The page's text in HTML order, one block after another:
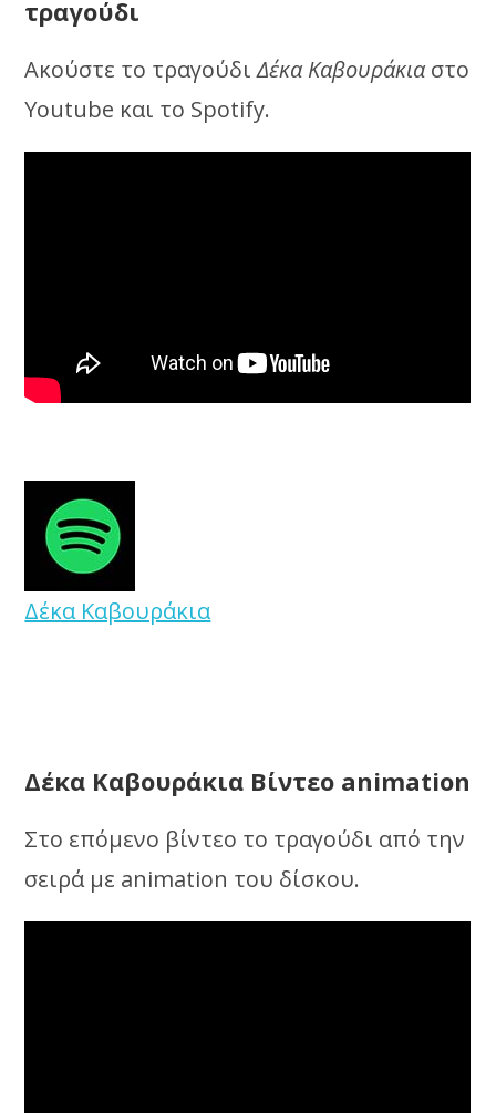
τραγούδι
Ακούστε το τραγούδιΔέκα Καβουράκια στο
Youtube και το Spotify.
Δέκα Καβουράκια
Δέκα Καβουράκια Βίντεο animation
Στο επόμενο βίντεο το τραγούδι από την
σειρά με animation του δίσκου.